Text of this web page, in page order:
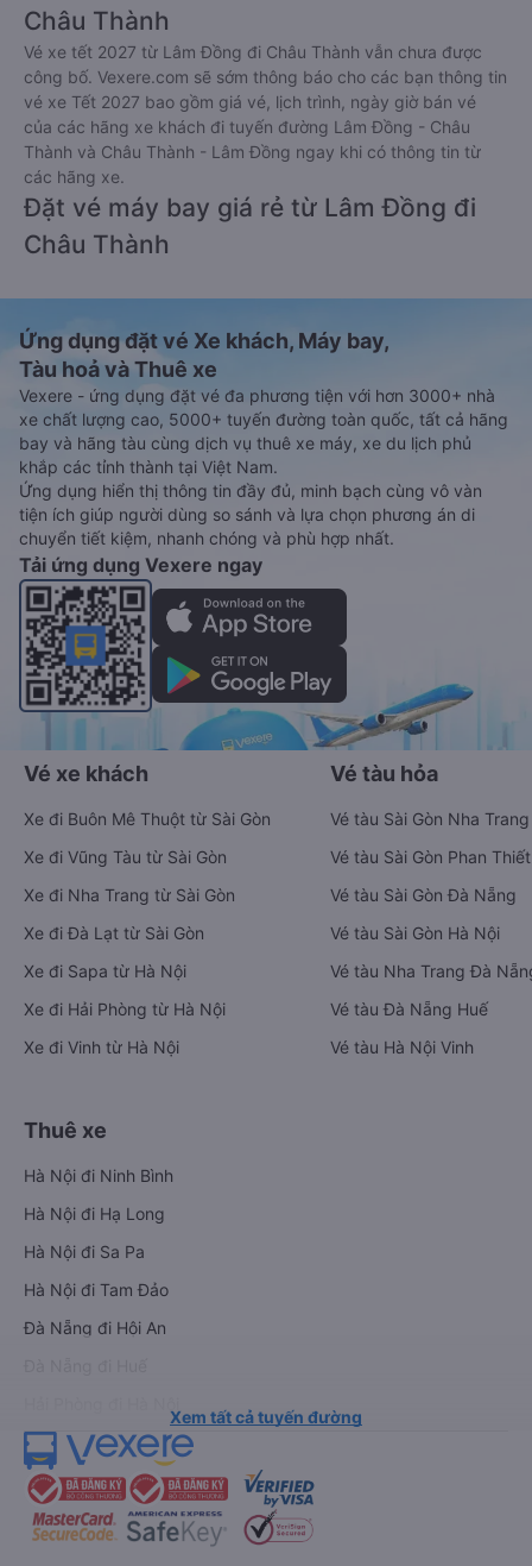
Châu Thành
Vé xe tết 2027 từ Lâm Đồng đi Châu Thành vẫn chưa được
công bố. Vexere.com sẽ sớm thông báo cho các bạn thông tin
vé xe Tết 2027 bao gồm giá vé, lịch trình, ngày giờ bán vé
của các hãng xe khách đi tuyến đường Lâm Đồng - Châu
Thành và Châu Thành - Lâm Đồng ngay khi có thông tin từ
các hãng xe.
Đặt vé máy bay giá rẻ từ Lâm Đồng đi
Châu Thành
Ứng dụng đặt vé Xe khách, Máy bay,
Tàu hoả và Thuê xe
Vexere - ứng dụng đặt vé đa phương tiện với hơn 3000+ nhà
xe chất lượng cao, 5000+ tuyến đường toàn quốc, tất cả hãng
bay và hãng tàu cùng dịch vụ thuê xe máy, xe du lịch phủ
khắp các tỉnh thành tại Việt Nam.
Ứng dụng hiển thị thông tin đầy đủ, minh bạch cùng vô vàn
tiện ích giúp người dùng so sánh và lựa chọn phương án di
chuyển tiết kiệm, nhanh chóng và phù hợp nhất.
Tải ứng dụng Vexere ngay
Vé xe khách
Xe đi Buôn Mê Thuột từ Sài Gòn
Xe đi Vũng Tàu từ Sài Gòn
Xe đi Nha Trang từ Sài Gòn
Xe đi Đà Lạt từ Sài Gòn
Xe đi Sapa từ Hà Nội
Xe đi Hải Phòng từ Hà Nội
Xe đi Vinh từ Hà Nội
Vé tàu hỏa
Vé tàu Sài Gòn Nha Trang
Vé tàu Sài Gòn Phan Thiết
Vé tàu Sài Gòn Đà Nẵng
Vé tàu Sài Gòn Hà Nội
Vé tàu Nha Trang Đà
Vé tàu Đà Nẵng Huế
Vé tàu Hà Nội Vinh
Thuê xe
Hà Nội đi Ninh Bình
Hà Nội đi Hạ Long
Hà Nội đi Sa Pa
Hà Nội đi Tam Đảo
Đà Nẵng đi Hội An
Xem tất cả tuyến đường